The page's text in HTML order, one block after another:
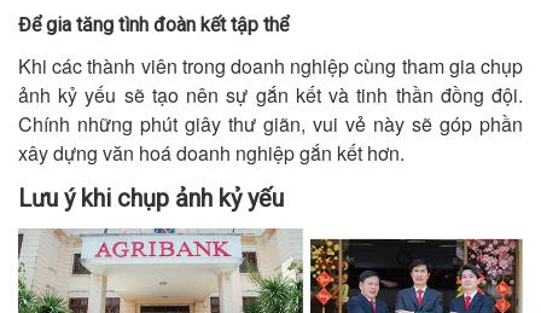
Để gia tăng tình đoàn kết tập thể
Khi các thành viên trong doanh nghiệp cùng tham gia chụp
ảnh kỷ yếu sẽ tạo nên sự gắn kết và tinh thần đồng đội.
Chính những phút giây thư giãn, vui vẻ này sẽ góp phần
xây dựng văn hoá doanh nghiệp gắn kết hơn.
Lưu ý khi chụp ảnh kỷ yếu